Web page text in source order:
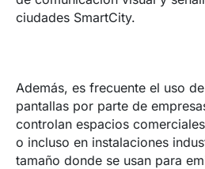
ciudades SmartCity.
Además, es frecuente el uso
pantallas por parte de
controlan espacios
o incluso en instalaciones
tamaño donde se usan para